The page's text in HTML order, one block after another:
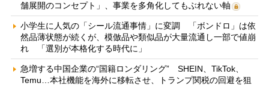
舗展開のコンセプト」、事業を多角化してもぶれない軸
小学生に人気の「シール流通事情」に変調 「ボンドロ」は依
然品薄状態が続くが、模倣品や類似品が大量流通し一部で値崩
れ 「選別が本格化する時代に」
急増する中国企業の“国籍ロンダリング” SHEIN、TikTok、
Temu…本社機能を海外に移転させ、トランプ関税の回避を狙